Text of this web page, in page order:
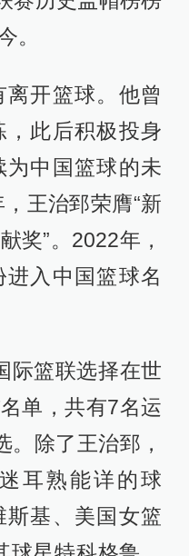
。
开篮球。他曾
此后积极投身
为中国篮球的未
王治郅荣膺“新
奖”。2022年，
入中国篮球名
际篮联选择在世
单，共有7名运
除了王治郅，
耳熟能详的球
斯基、美国女篮